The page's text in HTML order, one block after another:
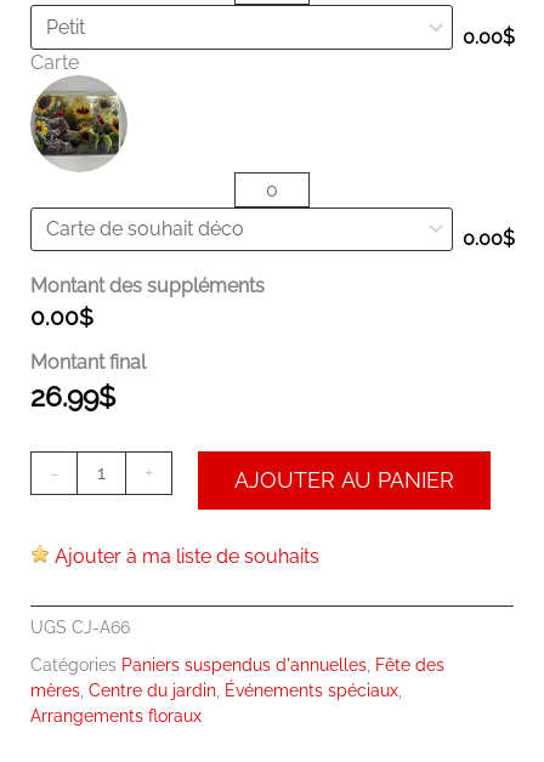
0.00$
Carte
0.00$
Montant des suppléments
0.00$
Montant final
26.99$
- + AJOUTER AU PANIER
Ajouter à ma liste de souhaits
UGS CJ-A66
Catégories Paniers suspendus d'annuelles Fête des
mères Centre du jardin Événements spéciaux
Arrangements floraux